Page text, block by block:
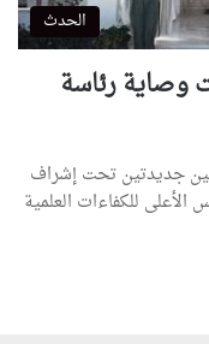
الحدث
وصاية رئاسة
جديدتين تحت إشراف
للكفاءات العلمية